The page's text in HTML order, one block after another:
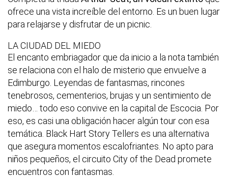
ofrece una vista increíble del entorno. Es un buen lugar
para relajarse y disfrutar de un picnic.
LA CIUDAD DEL MIEDO
El encanto embriagador que da inicio a la nota también
se relaciona con el halo de misterio que envuelve a
Edimburgo. Leyendas de fantasmas, rincones
tenebrosos, cementerios, brujas y un sentimiento de
miedo… todo eso convive en la capital de Escocia. Por
eso, es casi una obligación hacer algún tour con esa
temática. Black Hart Story Tellers es una alternativa
que asegura momentos escalofriantes. No apto para
niños pequeños, el circuito City of the Dead promete
encuentros con fantasmas.